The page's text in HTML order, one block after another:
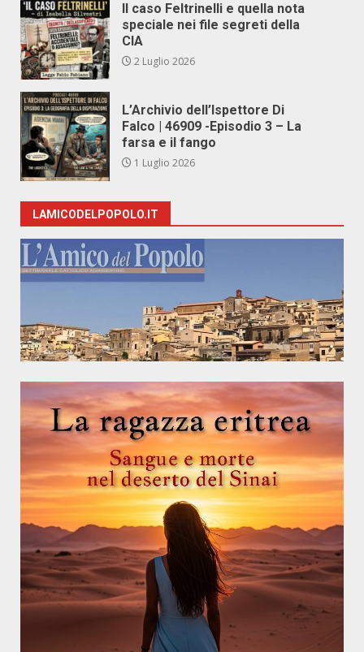
Il caso Feltrinelli e quella nota
speciale nei file segreti della
CIA
2 Luglio 2026
L’Archivio dell’Ispettore Di
Falco | 46909 -Episodio 3 – La
farsa e il fango
1 Luglio 2026
LAMICODELPOPOLO.IT